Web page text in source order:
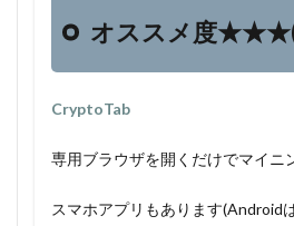
オススメ度★★★(
CryptoTab
専用ブラウザを開くだけでマイニ
スマホアプリもあります(Android